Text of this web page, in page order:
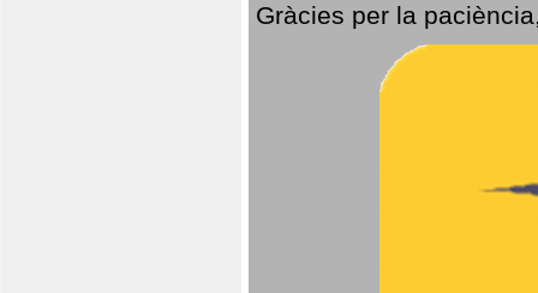
Gràcies per la